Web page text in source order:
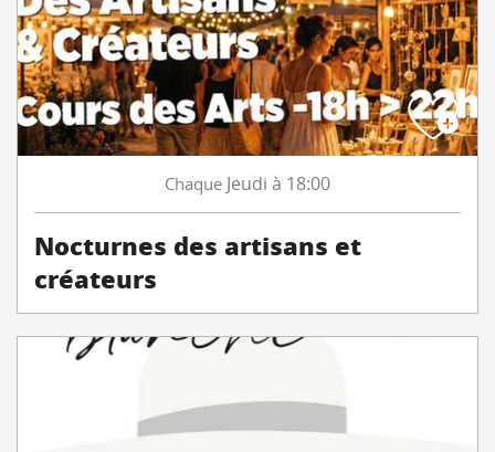
Chaque Jeudi à 18:00
Nocturnes des artisans et
créateurs